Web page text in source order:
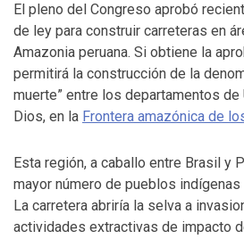
El pleno del Congreso aprobó
de ley para construir carreteras en
Amazonia peruana. Si obtiene la
permitirá la construcción de la
muerte” entre los departamentos de
Dios, en la Frontera amazónica de
Esta región, a caballo entre Brasil y
mayor número de pueblos
La carretera abriría la selva a
actividades extractivas de impacto